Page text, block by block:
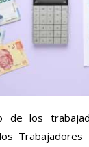
de los